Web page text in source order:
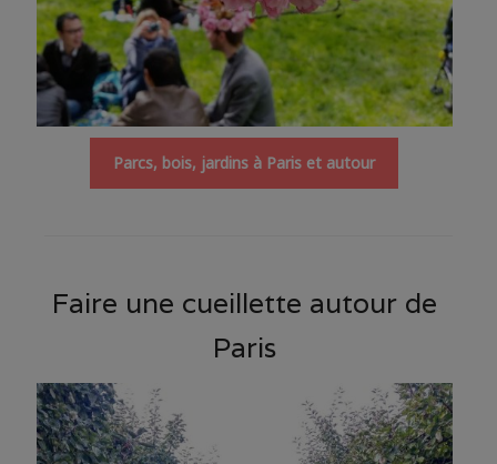
Parcs, bois, jardins à Paris et autour
Faire une cueillette autour de
Paris